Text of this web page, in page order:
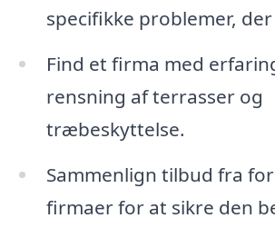
specifikke problemer, der
Find et firma med
rensning af terrasser og
træbeskyttelse.
Sammenlign tilbud fra
firmaer for at sikre den